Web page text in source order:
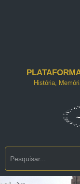
História,